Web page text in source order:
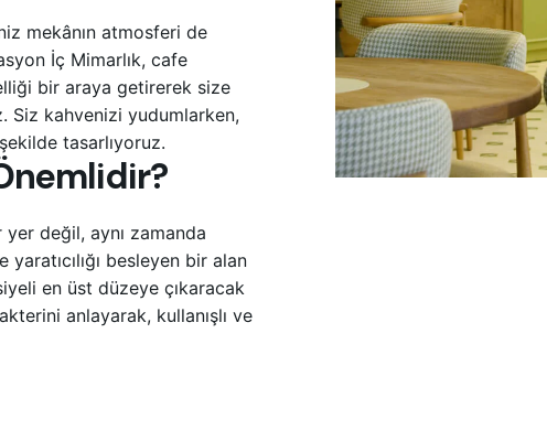
mekânın atmosferi de
İç Mimarlık, cafe
bir araya getirerek size
Siz kahvenizi yudumlarken,
tasarlıyoruz.
değil, aynı zamanda
besleyen bir alan
en üst düzeye çıkaracak
anlayarak, kullanışlı ve